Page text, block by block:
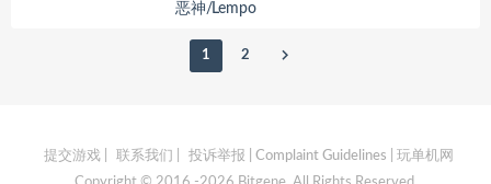
恶神/Lempo
1 2
提交游戏| 联系我们 投诉举报 | Complaint Guidelines | 玩单机网